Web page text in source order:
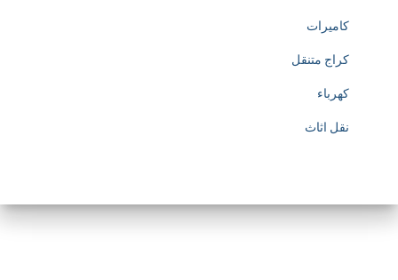
كاميرات
كراج متنقل
كهرباء
نقل اثاث